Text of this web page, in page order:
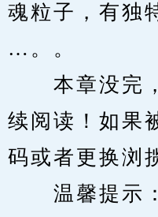
魂粒子，有独
…。。
本章没完
续阅读！如果
码或者更换浏
温馨提示：